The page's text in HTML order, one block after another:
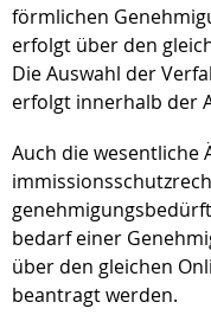
förmlichen
erfolgt über den
Die Auswahl der
erfolgt innerhalb der
Auch die wesentliche
bedarf einer
über den gleichen
beantragt werden.